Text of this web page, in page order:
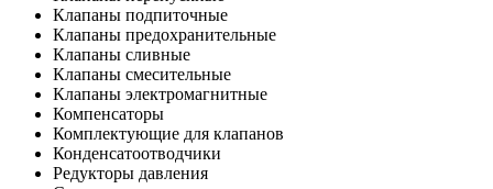
Клапаны подпиточные
Клапаны предохранительные
Клапаны сливные
Клапаны смесительные
Клапаны электромагнитные
Компенсаторы
Комплектующие для клапанов
Конденсатоотводчики
Редукторы давления